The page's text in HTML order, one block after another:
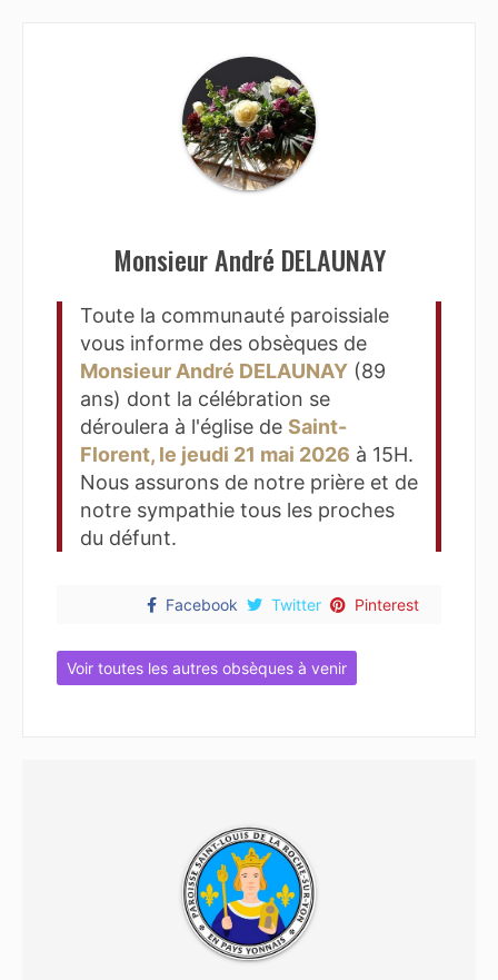
Monsieur André DELAUNAY
Toute la communauté paroissiale
vous informe des obsèques de
Monsieur André DELAUNAY (89
ans) dont la célébration se
déroulera à l'église de Saint-
Florent, le jeudi 21 mai 2026 à 15H.
Nous assurons de notre prière et de
notre sympathie tous les proches
du défunt.
Facebook Twitter Pinterest
Voir toutes les autres obsèques à venir